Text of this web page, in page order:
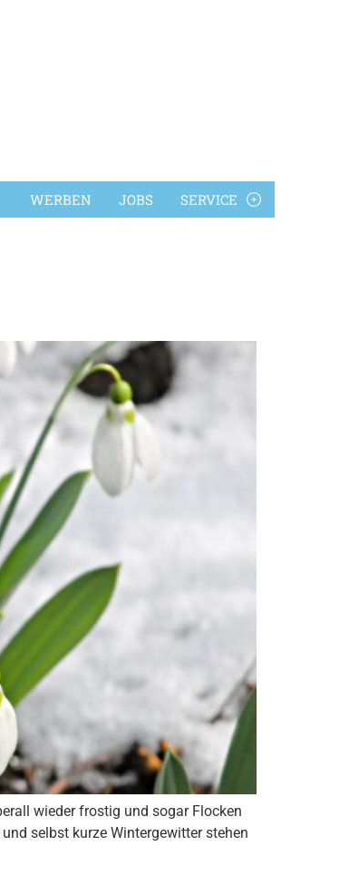
WERBEN JOBS SERVICE
wieder frostig und sogar Flocken
selbst kurze Wintergewitter stehen